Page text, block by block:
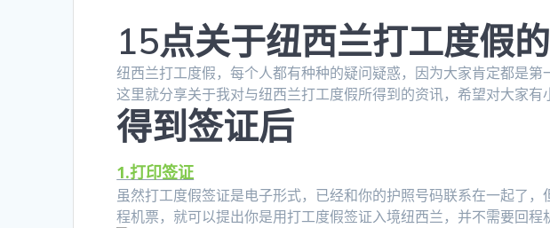
15点关于纽西兰打工度假
纽西兰打工度假，每个人都有种种的疑问疑惑，因为大家肯定都是第
这里就分享关于我对与纽西兰打工度假所得到的资讯，希望对大家有
得到签证后
1.打印签证
虽然打工度假签证是电子形式，已经和你的护照号码联系在一起了
程机票，就可以提出你是用打工度假签证入境纽西兰，并不需要回程